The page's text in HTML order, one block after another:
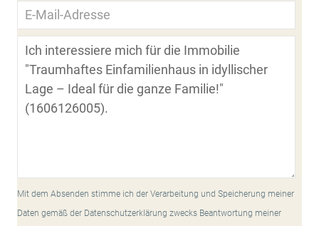
Mit dem Absenden stimme ich der Verarbeitung und Speicherung meiner
Daten gemäß der Datenschutzerklärung zwecks Beantwortung meiner